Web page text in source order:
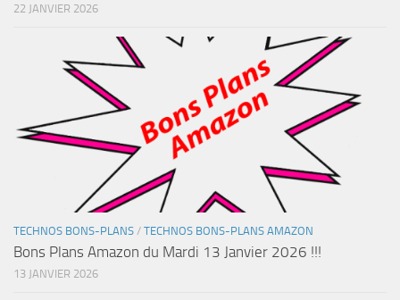
22 JANVIER 2026
TECHNOS BONS-PLANS / TECHNOS BONS-PLANS AMAZON
Bons Plans Amazon du Mardi 13 Janvier 2026 !!!
13 JANVIER 2026